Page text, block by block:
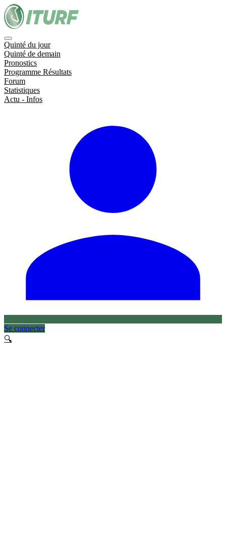
Quinté du jour
Quinté de demain
Pronostics
Programme Résultats
Forum
Statistiques
Actu - Infos
Se connecter
🔍